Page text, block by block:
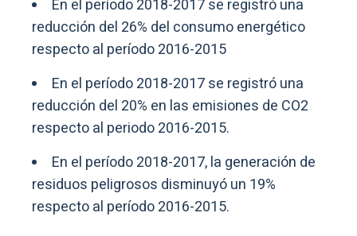
En el período 2018-2017 se registró una
reducción del 26% del consumo energético
respecto al período 2016-2015
En el período 2018-2017 se registró una
reducción del 20% en las emisiones de CO2
respecto al periodo 2016-2015.
En el período 2018-2017, la generación de
residuos peligrosos disminuyó un 19%
respecto al período 2016-2015.